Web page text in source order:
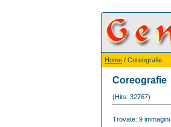
Home / Coreografie
Coreografie
(Hits: 32767)
Trovate: 9